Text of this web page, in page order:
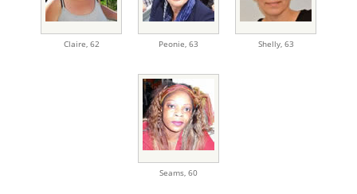
Claire 62 Peonie 63 Shelly, 63
Seams 60